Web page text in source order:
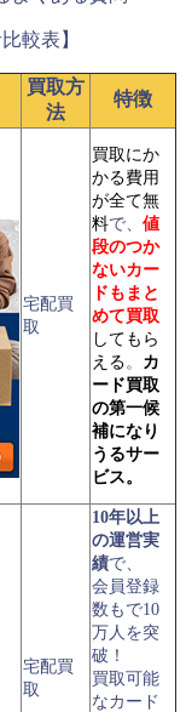
較表】
買取方
法
特徴
宅配買
取
買取にか
かる費用
が全て無
料で、 値
段のつか
ないカー
ドもまと
めて買取
してもら
える。 カ
ード買取
の第一候
補になり
うるサー
ビス。
宅配買
取
10年以上
の運営実
績で、
会員登録
数もで10
万人を突
破！
買取可能
なカード